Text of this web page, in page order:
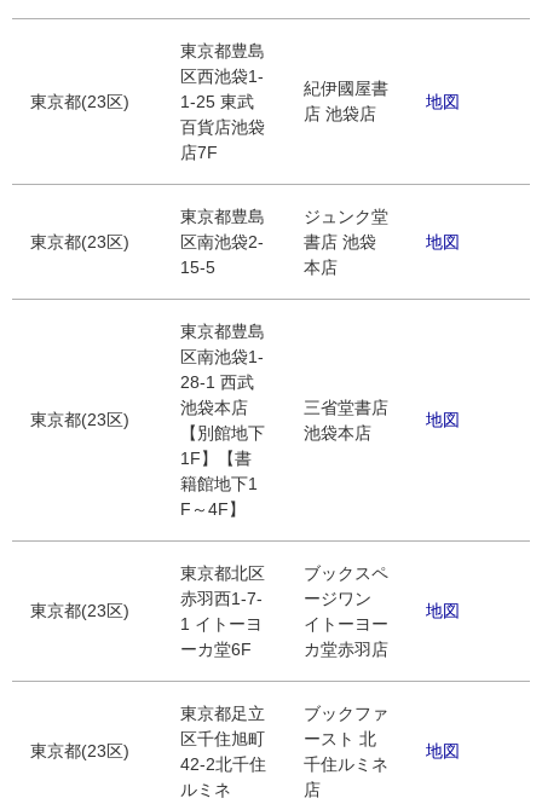
東京都(23区)
東京都豊島
区西池袋1-
1-25 東武
百貨店池袋
店7F
紀伊國屋書
店 池袋店
地図
東京都(23区)
東京都豊島
区南池袋2-
15-5
ジュンク堂
書店 池袋
本店
地図
東京都(23区)
東京都豊島
区南池袋1-
28-1 西武
池袋本店
【別館地下
1F】【書
籍館地下1
F～4F】
三省堂書店
池袋本店
地図
東京都(23区)
東京都北区
赤羽西1-7-
1 イトーヨ
ーカ堂6F
ブックスペ
ージワン
イトーヨー
カ堂赤羽店
地図
東京都(23区)
東京都足立
区千住旭町
42-2北千住
ルミネ
ブックファ
ースト 北
千住ルミネ
店
地図